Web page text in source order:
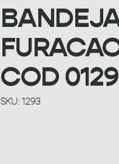
COD
SKU: SKU
1293
1293